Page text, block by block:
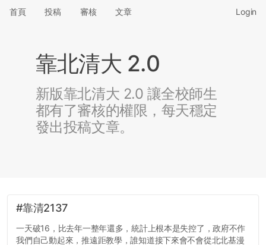
首頁 投稿 審核 文章 Login
靠北清大 2.0
新版靠北清大 2.0 讓全校師生
都有了審核的權限，每天穩定
發出投稿文章。
#靠清2137
一天破16，比去年一整年還多，統計上根本是失控了，政府不作
我們自己動起來，推遠距教學，誰知道接下來會不會從北北基漫